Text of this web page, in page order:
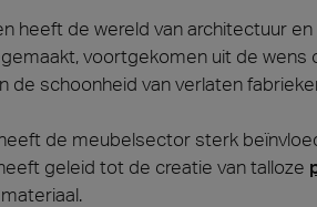
heeft de wereld van architectuur
voortgekomen uit de
de schoonheid van verlaten
de meubelsector sterk
geleid tot de creatie van talloze